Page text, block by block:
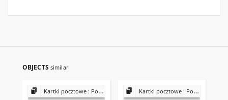
OBJECTS similar
Kartki pocztowe : Porty Kartki pocztowe : Porty